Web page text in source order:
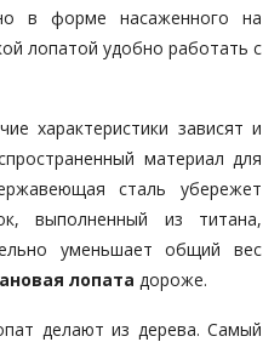
в форме насаженного на
лопатой удобно работать с
характеристики зависят и
материал для
сталь убережет
выполненный из титана,
уменьшает общий вес
лопата дороже.
делают из дерева. Самый